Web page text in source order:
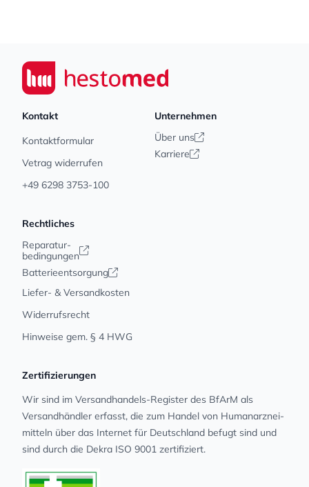
Seiwert GmbH
Kontakt
Kontaktformular
Vetrag widerrufen
+49 6298 3753-100
Unternehmen
Über uns
Karriere
Rechtliches
Reparatur-
bedingungen
Batterieentsorgung
Liefer- & Versandkosten
Widerrufsrecht
Hinweise gem. § 4 HWG
Zertifizierungen
Wir sind im Versandhandels-Register des BfArM als
Versandhändler erfasst, die zum Handel von Human­arz­nei­
mit­teln über das Internet für Deutschland befugt sind und
sind durch die Dekra ISO 9001 zertifiziert.